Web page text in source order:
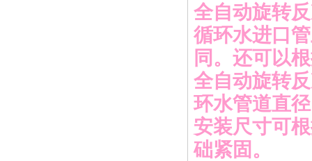
全自动旋转
循环水进口
同。还可以
全自动旋转
环水管道直
安装尺寸可
础紧固。